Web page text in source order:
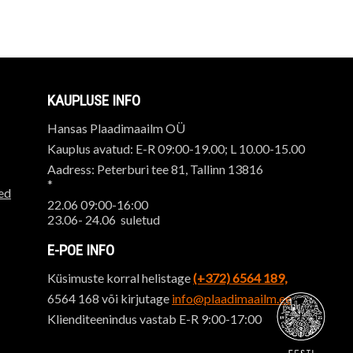
KAUPLUSE INFO
Hansas Plaadimaailm OÜ
Kauplus avatud: E-R 09:00-19.00; L 10.00-15.00
Aadress: Peterburi tee 81, Tallinn 13816
*
22.06 09:00-16:00
23.06- 24.06 suletud
E-POE INFO
Küsimuste korral helistage(+372) 6564 189,
6564 168 või kirjutage info@plaadimaailm.ee
Klienditeenindus vastab E-R 9:00-17:00